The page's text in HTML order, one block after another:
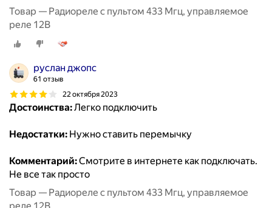
Товар — Радиореле с пультом 433 Мгц, управляемое
реле 12В
руслан джопс
61 отзыв
22 октября 2023
Достоинства:Легко подключить
Недостатки: Нужно ставить перемычку
Комментарий:Смотрите в интернете как подключать.
Не все так просто
Товар — Радиореле с пультом 433 Мгц, управляемое